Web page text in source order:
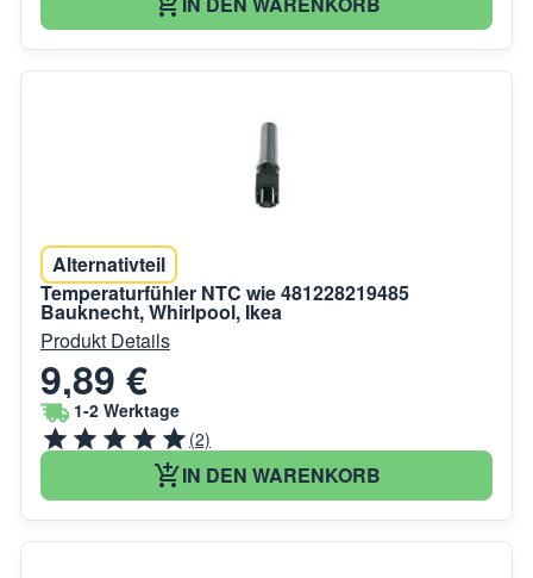
Alternativteil
Temperaturfühler NTC wie 481228219485
Bauknecht, Whirlpool, Ikea
Produkt Details
9,89 €
1-2 Werktage
(2)
IN DEN WARENKORB